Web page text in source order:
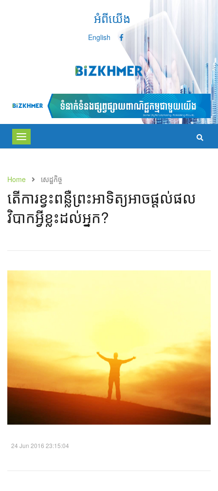
អំពីយើង
English
Toggle
navigation
Home សេដ្ឋកិច្ច
តើ​ការ​ខ្វះ​ពន្លឺ​ព្រះ​អាទិត្យ​អាច​ផ្ដល់​ផល
វិបាក​អ្វី​ខ្លះ​ដល់​​អ្នក?​
24 Jun 2016 23:15:04